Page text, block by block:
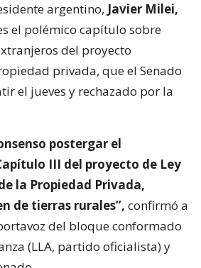
argentino, Javier Milei,
el polémico capítulo sobre
del proyecto
privada, que el Senado
el jueves y rechazado por la
postergar el
III del proyecto de Ley
la Propiedad Privada,
de tierras rurales”, confirmó a
del bloque conformado
(LLA, partido oficialista) y